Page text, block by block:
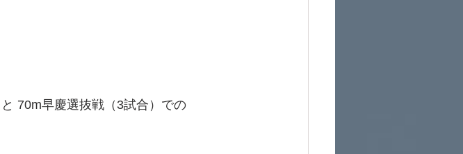
70m早慶選抜戦（3試合）での